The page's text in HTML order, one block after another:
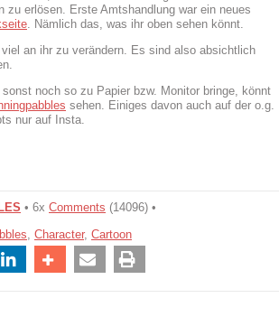
zu erlösen. Erste Amtshandlung war ein neues
. Nämlich das, was ihr oben sehen könnt.
an ihr zu verändern. Es sind also absichtlich
noch so zu Papier bzw. Monitor bringe, könnt
sehen. Einiges davon auch auf der o.g.
nur auf Insta.
• 6x Comments (14096) •
, Character, Cartoon